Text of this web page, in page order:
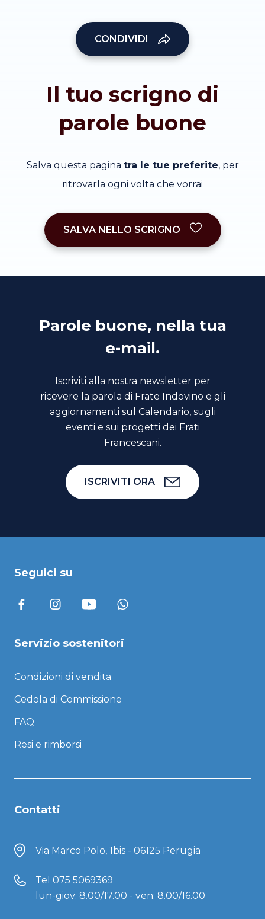
CONDIVIDI
Il tuo scrigno di
parole buone
Salva questa pagina tra le tue preferite, per
ritrovarla ogni volta che vorrai
SALVA NELLO SCRIGNO
Parole buone, nella tua
e-mail.
Iscriviti alla nostra newsletter per
ricevere la parola di Frate Indovino e gli
aggiornamenti sul Calendario, sugli
eventi e sui progetti dei Frati
Francescani.
ISCRIVITI ORA
Seguici su
Servizio sostenitori
Condizioni di vendita
Cedola di Commissione
FAQ
Resi e rimborsi
Contatti
Via Marco Polo, 1bis - 06125 Perugia
Tel 075 5069369
lun-giov: 8.00/17.00 - ven: 8.00/16.00